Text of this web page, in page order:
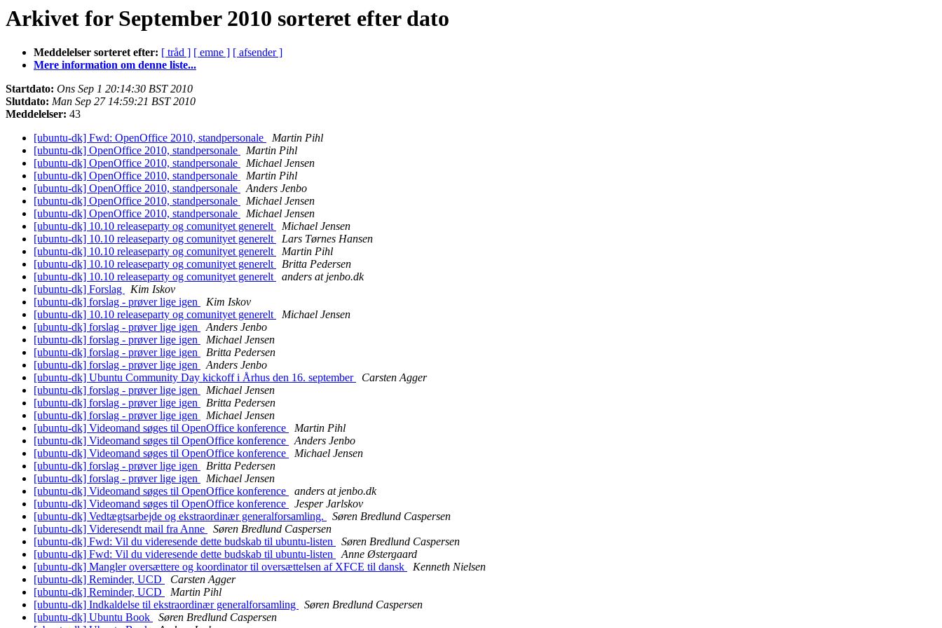
Arkivet for September 2010 sorteret efter dato
Meddelelser sorteret efter: [ tråd ] [ emne ] [ afsender ]
Mere information om denne liste...
Startdato: Ons Sep 1 20:14:30 BST 2010
Slutdato: Man Sep 27 14:59:21 BST 2010
Meddelelser: 43
[ubuntu-dk] Fwd: OpenOffice 2010, standpersonale
Martin Pihl
[ubuntu-dk] OpenOffice 2010, standpersonale
Martin Pihl
[ubuntu-dk] OpenOffice 2010, standpersonale
Michael Jensen
[ubuntu-dk] OpenOffice 2010, standpersonale
Martin Pihl
[ubuntu-dk] OpenOffice 2010, standpersonale
Anders Jenbo
[ubuntu-dk] OpenOffice 2010, standpersonale
Michael Jensen
[ubuntu-dk] OpenOffice 2010, standpersonale
Michael Jensen
[ubuntu-dk] 10.10 releaseparty og comunityet generelt
Michael Jensen
[ubuntu-dk] 10.10 releaseparty og comunityet generelt
Lars Tørnes Hansen
[ubuntu-dk] 10.10 releaseparty og comunityet generelt
Martin Pihl
[ubuntu-dk] 10.10 releaseparty og comunityet generelt
Britta Pedersen
[ubuntu-dk] 10.10 releaseparty og comunityet generelt
anders at jenbo.dk
[ubuntu-dk] Forslag
Kim Iskov
[ubuntu-dk] forslag - prøver lige igen
Kim Iskov
[ubuntu-dk] 10.10 releaseparty og comunityet generelt
Michael Jensen
[ubuntu-dk] forslag - prøver lige igen
Anders Jenbo
[ubuntu-dk] forslag - prøver lige igen
Michael Jensen
[ubuntu-dk] forslag - prøver lige igen
Britta Pedersen
[ubuntu-dk] forslag - prøver lige igen
Anders Jenbo
[ubuntu-dk] Ubuntu Community Day kickoff i Århus den 16. september
Carsten Agger
[ubuntu-dk] forslag - prøver lige igen
Michael Jensen
[ubuntu-dk] forslag - prøver lige igen
Britta Pedersen
[ubuntu-dk] forslag - prøver lige igen
Michael Jensen
[ubuntu-dk] Videomand søges til OpenOffice konference
Martin Pihl
[ubuntu-dk] Videomand søges til OpenOffice konference
Anders Jenbo
[ubuntu-dk] Videomand søges til OpenOffice konference
Michael Jensen
[ubuntu-dk] forslag - prøver lige igen
Britta Pedersen
[ubuntu-dk] forslag - prøver lige igen
Michael Jensen
[ubuntu-dk] Videomand søges til OpenOffice konference
anders at jenbo.dk
[ubuntu-dk] Videomand søges til OpenOffice konference
Jesper Jarlskov
[ubuntu-dk] Vedtægtsarbejde og ekstraordinær generalforsamling.
Søren Bredlund Caspersen
[ubuntu-dk] Videresendt mail fra Anne
Søren Bredlund Caspersen
[ubuntu-dk] Fwd: Vil du videresende dette budskab til ubuntu-listen
Søren Bredlund Caspersen
[ubuntu-dk] Fwd: Vil du videresende dette budskab til ubuntu-listen
Anne Østergaard
[ubuntu-dk] Mangler oversættere og koordinator til oversættelsen af XFCE til dansk
Kenneth Nielsen
[ubuntu-dk] Reminder, UCD
Carsten Agger
[ubuntu-dk] Reminder, UCD
Martin Pihl
[ubuntu-dk] Indkaldelse til ekstraordinær generalforsamling
Søren Bredlund Caspersen
[ubuntu-dk] Ubuntu Book
Søren Bredlund Caspersen